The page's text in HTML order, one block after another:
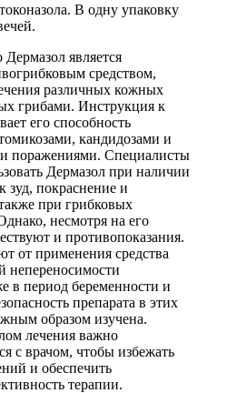
В одну упаковку
является
средством,
различных кожных
грибами. Инструкция к
его способность
кандидозами и
поражениями. Специалисты
Дермазол при наличии
зуд, покраснение и
при грибковых
несмотря на его
и противопоказания.
от применения средства
непереносимости
в период беременности и
препарата в этих
образом изучена.
лечения важно
с врачом, чтобы избежать
и обеспечить
терапии.